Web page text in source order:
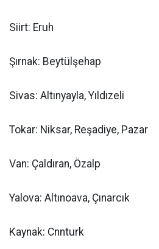
Siirt: Eruh
Şırnak: Beytülşehap
Sivas: Altınyayla, Yıldızeli
Tokar: Niksar, Reşadiye, Pazar
Van: Çaldıran, Özalp
Yalova: Altınoava, Çınarcık
Kaynak: Cnnturk